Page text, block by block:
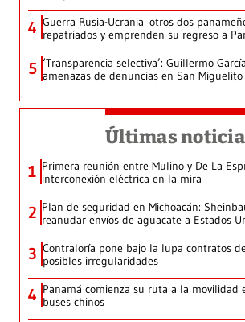
4 Guerra Rusia-Ucrania: otros dos
repatriados y emprenden su regreso a
5 ‘Transparencia selectiva’: Guillermo
amenazas de denuncias en San Miguelito
Últimas
1 Primera reunión entre Mulino y De La
interconexión eléctrica en la mira
2 Plan de seguridad en Michoacán:
reanudar envíos de aguacate a Estados
3 Contraloría pone bajo la lupa contratos
posibles irregularidades
4 Panamá comienza su ruta a la movilidad
buses chinos